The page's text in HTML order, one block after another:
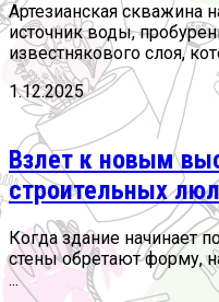
Артезианская скважина
источник воды,
известнякового слоя,
1.12.2025
Взлет к новым
строительных
Когда здание начинает
стены обретают форму,
...